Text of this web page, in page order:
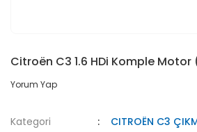
Citroën C3 1.6 HDi Komple Motor
Yorum Yap
Kategori
CITROËN C3